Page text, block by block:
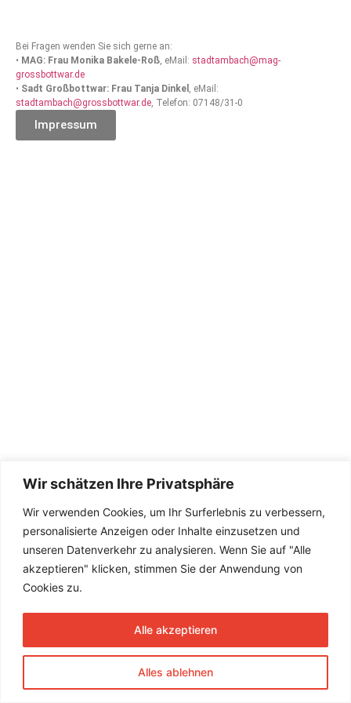
Wir schätzen Ihre Privatsphäre
Wir verwenden Cookies, um Ihr Surferlebnis zu verbessern,
personalisierte Anzeigen oder Inhalte einzusetzen und
unseren Datenverkehr zu analysieren. Wenn Sie auf "Alle
akzeptieren" klicken, stimmen Sie der Anwendung von
Cookies zu.
Alles ablehnen
Alle akzeptieren
Bei Fragen wenden Sie sich gerne an:
• MAG: Frau Monika Bakele-Roß, eMail: stadtambach@mag-
grossbottwar.de
• Sadt Großbottwar: Frau Tanja Dinkel , eMail:
stadtambach@grossbottwar.de, Telefon: 07148/31-0
Impressum